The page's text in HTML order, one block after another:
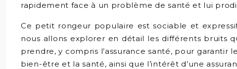
rapidement face à un problème de santé et lui
Ce petit rongeur populaire est sociable et
nous allons explorer en détail les différents bruits
prendre, y compris l’assurance santé, pour
bien-être et la santé, ainsi que l’intérêt d’une